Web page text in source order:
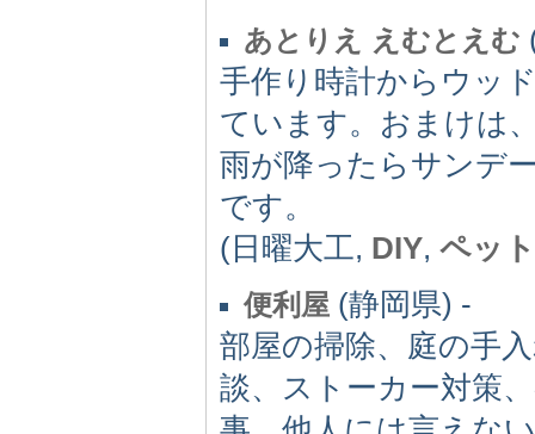
あとりえ えむとえむ
手作り時計からウッ
ています。おまけは
雨が降ったらサンデ
です。
(日曜大工, DIY, ペット
便利屋 (静岡県) -
部屋の掃除、庭の手
談、ストーカー対策